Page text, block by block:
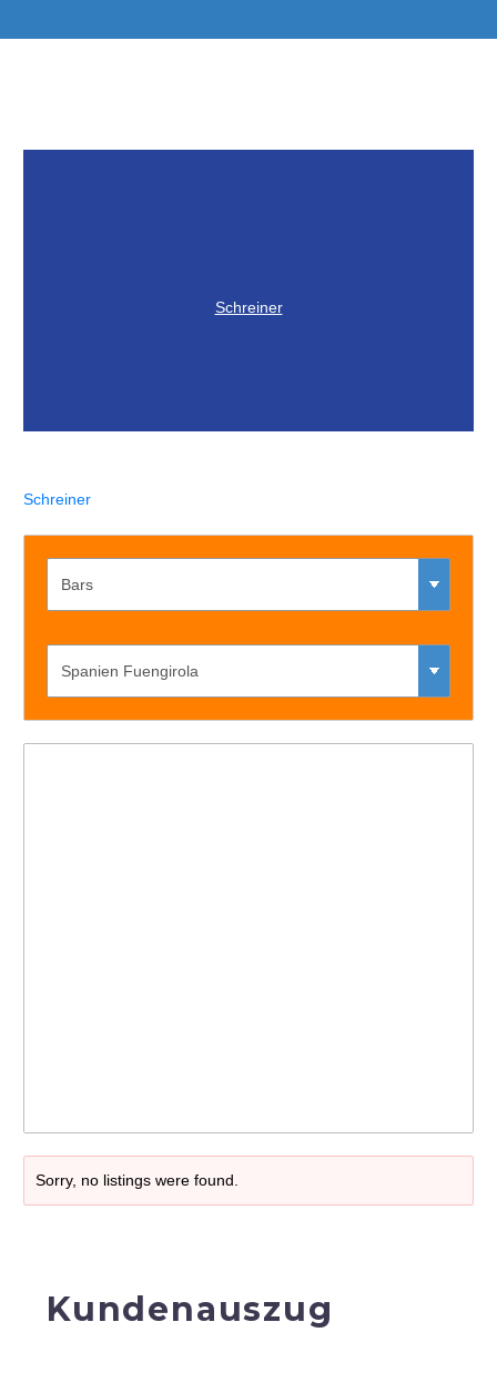
Schreiner
Schreiner
Sorry, no listings were found.
Kundenauszug